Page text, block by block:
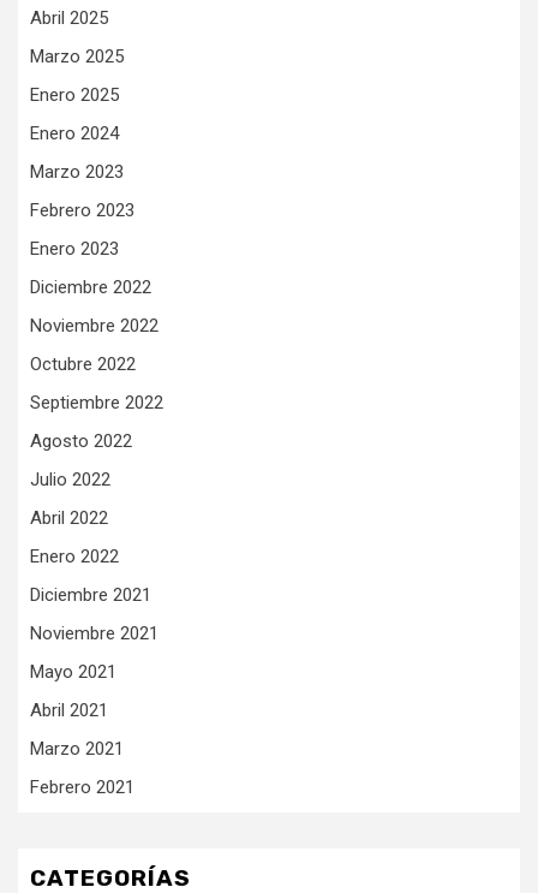
Abril 2025
Marzo 2025
Enero 2025
Enero 2024
Marzo 2023
Febrero 2023
Enero 2023
Diciembre 2022
Noviembre 2022
Octubre 2022
Septiembre 2022
Agosto 2022
Julio 2022
Abril 2022
Enero 2022
Diciembre 2021
Noviembre 2021
Mayo 2021
Abril 2021
Marzo 2021
Febrero 2021
CATEGORÍAS